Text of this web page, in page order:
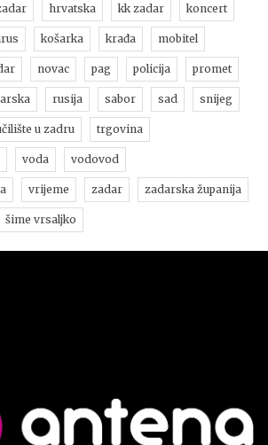
hrvatska kk zadar koncert
košarka krađa mobitel
novac pag policija promet
rusija sabor sad snijeg
u zadru trgovina
voda vodovod
vrijeme zadar zadarska županija
šime vrsaljko